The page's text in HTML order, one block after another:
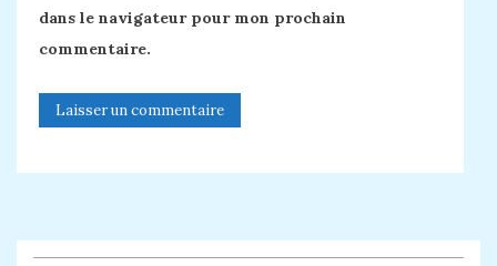
dans le navigateur pour mon prochain
commentaire.